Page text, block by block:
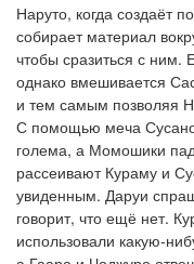
Наруто, когда создаёт
собирает материал
чтобы сразиться с ним.
однако вмешивается
и тем самым позволяя
С помощью меча
голема, а Момошики
рассеивают Кураму и
увиденным. Даруи
говорит, что ещё нет.
использовали какую-